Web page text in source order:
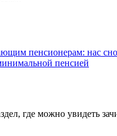
пенсионерам: нас
пенсией